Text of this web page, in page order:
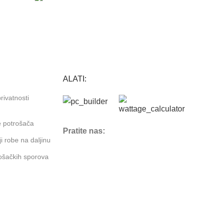
potrošača
robe na daljinu
sporova
ALATI:
Pratite nas: